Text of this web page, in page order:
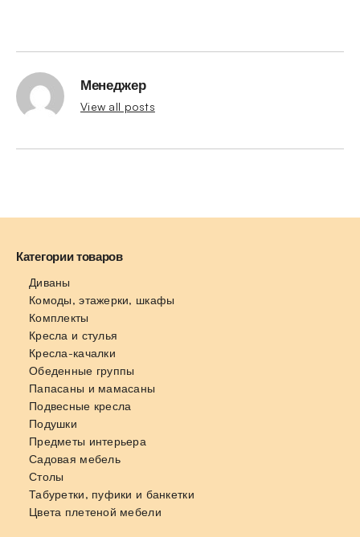
Менеджер
View all posts
Категории товаров
Диваны
Комоды, этажерки, шкафы
Комплекты
Кресла и стулья
Кресла-качалки
Обеденные группы
Папасаны и мамасаны
Подвесные кресла
Подушки
Предметы интерьера
Садовая мебель
Столы
Табуретки, пуфики и банкетки
Цвета плетеной мебели